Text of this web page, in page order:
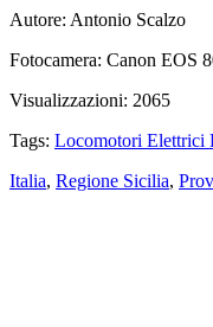
Autore: Antonio Scalzo
Fotocamera: Canon EOS
Visualizzazioni: 2065
Tags: Locomotori Elettrici
Italia, Regione Sicilia,